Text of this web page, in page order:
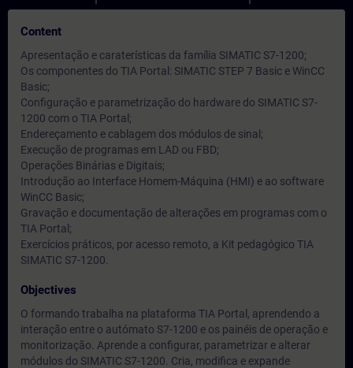
Content
Apresentação e caraterísticas da família SIMATIC S7-1200;
Os componentes do TIA Portal: SIMATIC STEP 7 Basic e WinCC
Basic;
Configuração e parametrização do hardware do SIMATIC S7-
1200 com o TIA Portal;
Endereçamento e cablagem dos módulos de sinal;
Execução de programas em LAD ou FBD;
Operações Binárias e Digitais;
Introdução ao Interface Homem-Máquina (HMI) e ao software
WinCC Basic;
Gravação e documentação de alterações em programas com o
TIA Portal;
Exercícios práticos, por acesso remoto, a Kit pedagógico TIA
SIMATIC S7-1200.
Objectives
O formando trabalha na plataforma TIA Portal, aprendendo a
interação entre o autómato S7-1200 e os painéis de operação e
monitorização. Aprende a configurar, parametrizar e alterar
módulos do SIMATIC S7-1200. Cria, modifica e expande